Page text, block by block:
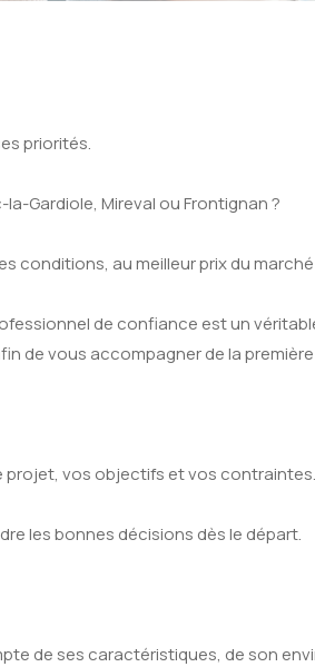
priorités.
Gardiole, Mireval ou Frontignan ?
conditions, au meilleur prix du
de confiance est un
de vous accompagner de la
vos objectifs et vos
les bonnes décisions dès le départ.
de ses caractéristiques, de son